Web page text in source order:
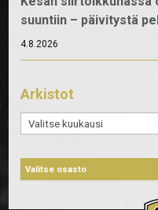
suuntiin – päivitystä
4.8.2026
Arkistot
Arkistot